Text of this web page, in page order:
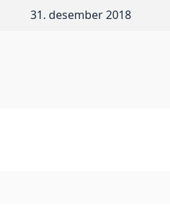
31. desember 2018
spesifikasjon, som ligger